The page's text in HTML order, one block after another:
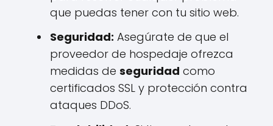
que puedas tener con tu sitio web.
Seguridad: Asegúrate de que el
proveedor de hospedaje ofrezca
medidas de seguridad como
certificados SSL y protección contra
ataques DDoS.